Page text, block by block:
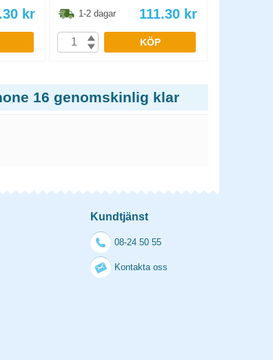
kr 1-2 dagar 111.30 kr
KÖP
16 genomskinlig klar
Kundtjänst
08-24 50 55
Kontakta oss